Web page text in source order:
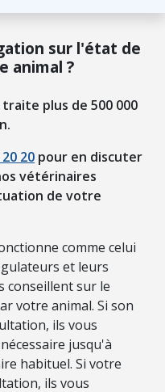
sur l'état de
animal ?
plus de 500 000
20 pour en discuter
vétérinaires
de votre
comme celui
et leurs
conseillent sur le
votre animal. Si son
ils vous
jusqu'à
habituel. Si votre
ils vous